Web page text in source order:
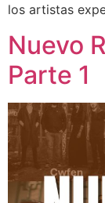
los artistas
Nuevo
Parte 1